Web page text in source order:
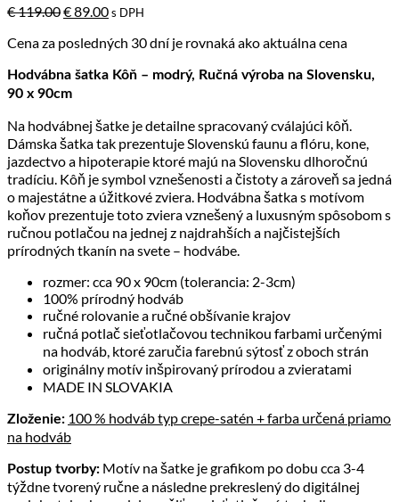
€119.00Pôvodná
bola:
€89.00Aktuálna
je:
s DPH
Cena za posledných 30 dní je rovnaká ako aktuálna cena
Hodvábna šatka Kôň – modrý, Ručná výroba na Slovensku,
90 x 90cm
Na hodvábnej šatke je detailne spracovaný cválajúci kôň.
Dámska šatka tak prezentuje Slovenskú faunu a flóru, kone,
jazdectvo a hipoterapie ktoré majú na Slovensku dlhoročnú
tradíciu. Kôň je symbol vznešenosti a čistoty a zároveň sa jedná
o majestátne a úžitkové zviera. Hodvábna šatka s motívom
koňov prezentuje toto zviera vznešený a luxusným spôsobom s
ručnou potlačou na jednej z najdrahších a najčistejších
prírodných tkanín na svete – hodvábe.
rozmer: cca 90 x 90cm (tolerancia: 2-3cm)
100% prírodný hodváb
ručné rolovanie a ručné obšívanie krajov
ručná potlač sieťotlačovou technikou farbami určenými
na hodváb, ktoré zaručia farebnú sýtosť z oboch strán
originálny motív inšpirovaný prírodou a zvieratami
MADE IN SLOVAKIA
Zloženie: 100 % hodváb typ crepe-satén + farba určená priamo
na hodváb
Postup tvorby: Motív na šatke je grafikom po dobu cca 3-4
týždne tvorený ručne a následne prekreslený do digitálnej